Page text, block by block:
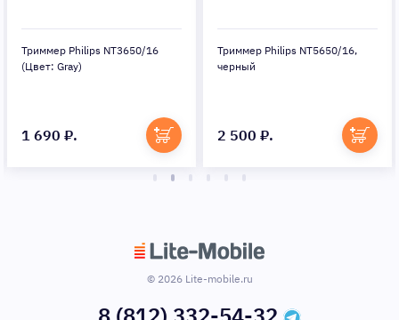
Триммер Philips NT3650/16
(Цвет: Gray)
1 690 ₽.
Триммер Philips NT5650/16,
черный
2 500 ₽.
© 2026 Lite-mobile.ru